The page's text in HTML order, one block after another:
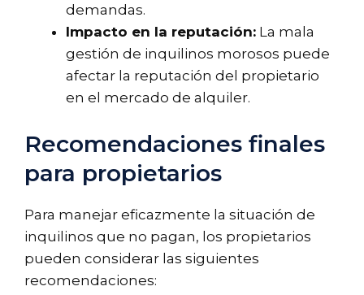
demandas.
Impacto en la reputación: La mala
gestión de inquilinos morosos puede
afectar la reputación del propietario
en el mercado de alquiler.
Recomendaciones finales
para propietarios
Para manejar eficazmente la situación de
inquilinos que no pagan, los propietarios
pueden considerar las siguientes
recomendaciones: